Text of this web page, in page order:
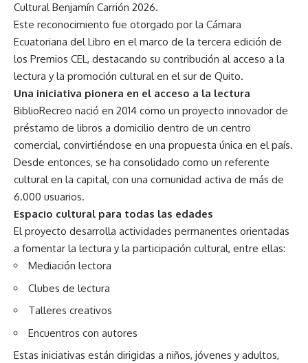
Cultural Benjamín Carrión 2026.
Este reconocimiento fue otorgado por la Cámara
Ecuatoriana del Libro en el marco de la tercera edición de
los Premios CEL, destacando su contribución al acceso a la
lectura y la promoción cultural en el sur de Quito.
Una iniciativa pionera en el acceso a la lectura
BiblioRecreo nació en 2014 como un proyecto innovador de
préstamo de libros a domicilio dentro de un centro
comercial, convirtiéndose en una propuesta única en el país.
Desde entonces, se ha consolidado como un referente
cultural en la capital, con una comunidad activa de más de
6.000 usuarios.
Espacio cultural para todas las edades
El proyecto desarrolla actividades permanentes orientadas
a fomentar la lectura y la participación cultural, entre ellas:
Mediación lectora
Clubes de lectura
Talleres creativos
Encuentros con autores
Estas iniciativas están dirigidas a niños, jóvenes y adultos,